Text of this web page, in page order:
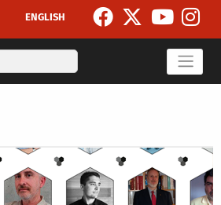
ENGLISH
Search